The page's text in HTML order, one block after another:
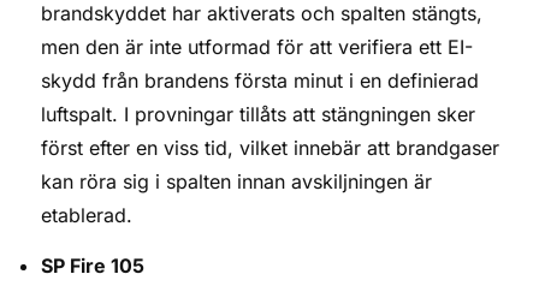
brandskyddet har aktiverats och spalten stängts,
men den är inte utformad för att verifiera ett EI-
skydd från brandens första minut i en definierad
luftspalt. I provningar tillåts att stängningen sker
först efter en viss tid, vilket innebär att brandgaser
kan röra sig i spalten innan avskiljningen är
etablerad.
SP Fire 105